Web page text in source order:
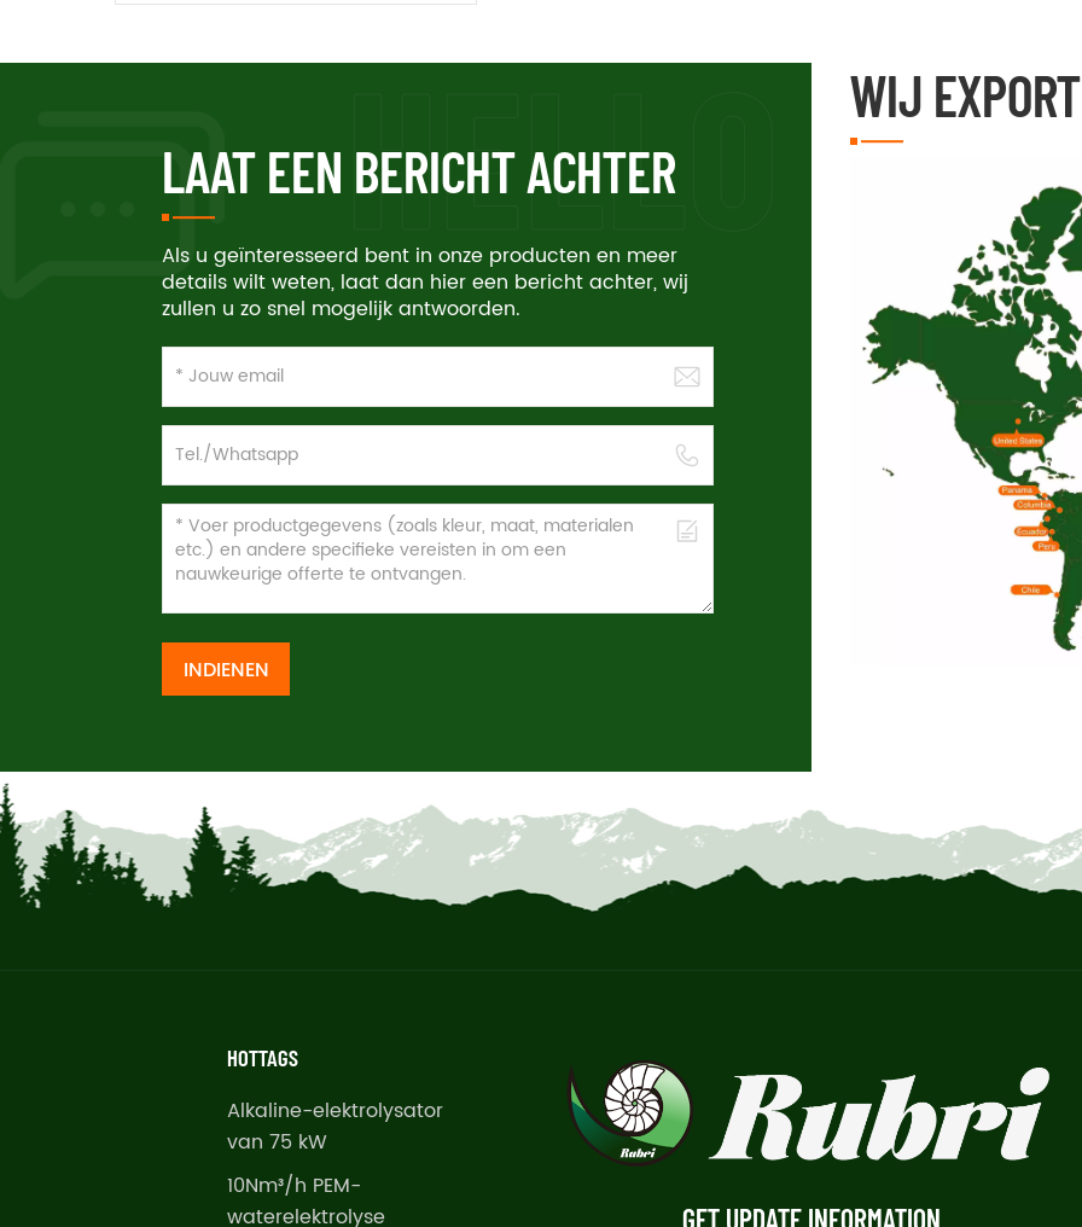
LAAT EEN BERICHT ACHTER
Als u geïnteresseerd bent in onze producten en meer
details wilt weten, laat dan hier een bericht achter, wij
zullen u zo snel mogelijk antwoorden.
INDIENEN
WIJ
HOTTAGS
Alkaline-elektrolysator
van 75 kW
10Nm³/h PEM-
waterelektrolyse
GET UPDATE INFORMATION